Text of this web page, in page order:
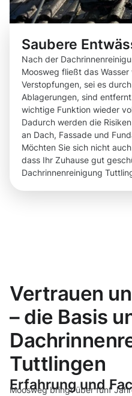
Saubere
Nach der
Moosweg fließt das
Verstopfungen, sei es
Ablagerungen, sind
wichtige Funktion wieder
Dadurch werden die
an Dach, Fassade und
Möchten Sie sich nicht
dass Ihr Zuhause gut
Dachrinnenreinigung
Vertrauen
– die Basis
Tuttlingen
Erfahrung und
Moosweg bringt über fünf